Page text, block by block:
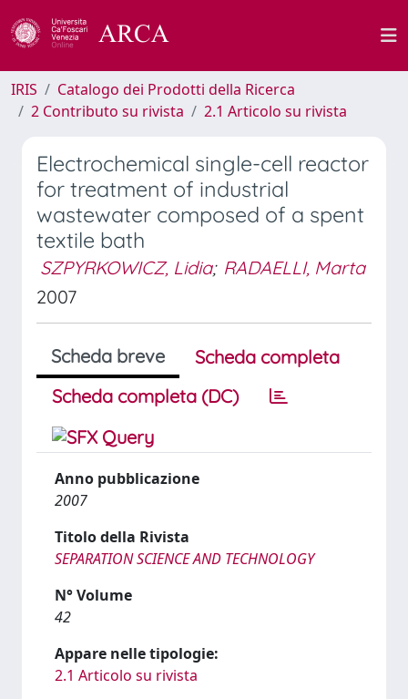
IRIS
Catalogo dei Prodotti della Ricerca
2 Contributo su rivista
2.1 Articolo su rivista
Electrochemical single-cell reactor
for treatment of industrial
wastewater composed of a spent
textile bath
SZPYRKOWICZ, Lidia; RADAELLI, Marta
2007
Scheda breve
Scheda completa
Scheda completa (DC)
Anno pubblicazione
2007
Titolo della Rivista
SEPARATION SCIENCE AND TECHNOLOGY
N° Volume
42
Appare nelle tipologie:
2.1 Articolo su rivista